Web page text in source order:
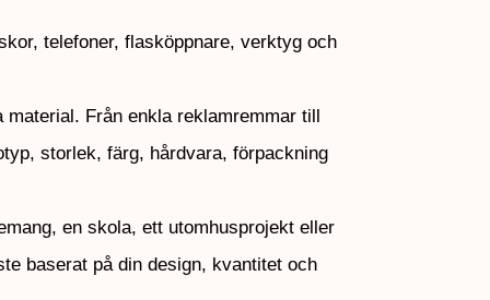
telefoner, flasköppnare, verktyg och
Från enkla reklamremmar till
storlek, färg, hårdvara, förpackning
en skola, ett utomhusprojekt eller
baserat på din design, kvantitet och